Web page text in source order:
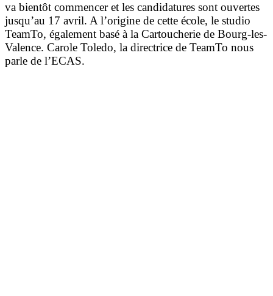
va bientôt commencer et les candidatures sont ouvertes
jusqu’au 17 avril. A l’origine de cette école, le studio
TeamTo, également basé à la Cartoucherie de Bourg-les-
Valence. Carole Toledo, la directrice de TeamTo nous
parle de l’ECAS.